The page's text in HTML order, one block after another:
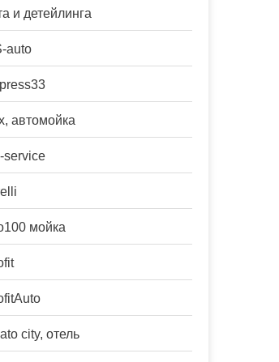
и детейлинга
auto
автомойка
service
мойка
city, отель